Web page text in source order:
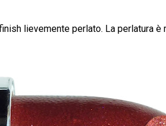
lievemente perlato. La perlatura